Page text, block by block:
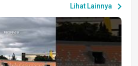
Lihat Lainnya chevron_right